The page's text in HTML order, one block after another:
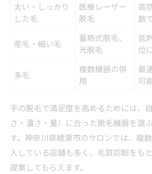
太い・しっかり
した毛
医療レーザー
脱毛
高
数
産毛・細い毛
蓄熱式脱毛、
光脱毛
低
位
多毛
複数機器の併
用
最
可
手の脱毛で満足度を高めるためには、
さ・濃さ・量）に合った脱毛機器を選
す。神奈川県綾瀬市のサロンでは、複
入している店舗も多く、毛質診断をも
提案してもらえます。